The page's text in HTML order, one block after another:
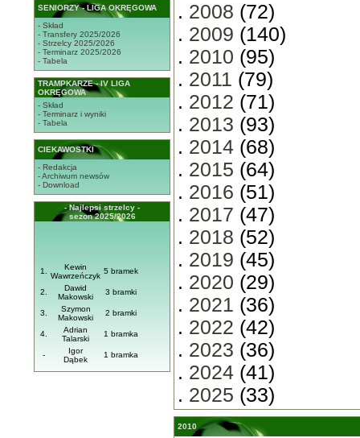
SENIORZY - LIGA OKRĘGOWA
- Skład
- Transfery 2025/2026
- Strzelcy 2025/2026
- Terminarz 2025/2026
- Tabela
TRAMPKARZE - IV LIGA
OKRĘGOWA
- Skład
- Terminarz i wyniki
- Tabela
CIEKAWOSTKI
- Redakcja
- Archiwum newsów
- Download
- Najlepsi strzelcy -
sezon 2025/2026
1.
Kewin
Wawrzeńczyk
5 bramek
2.
Dawid
Makowski
3 bramki
3.
Szymon
Makowski
2 bramki
4.
Adrian
Talarski
1 bramka
-
Igor
Dąbek
1 bramka
. 2008 (72)
. 2009 (140)
. 2010 (95)
. 2011 (79)
. 2012 (71)
. 2013 (93)
. 2014 (68)
. 2015 (64)
. 2016 (51)
. 2017 (47)
. 2018 (52)
. 2019 (45)
. 2020 (29)
. 2021 (36)
. 2022 (42)
. 2023 (36)
. 2024 (41)
. 2025 (33)
2010